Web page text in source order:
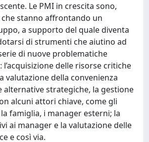
Le PMI in crescita sono,
che stanno affrontando un
a supporto del quale diventa
di strumenti che aiutino ad
di nuove problematiche
l’acquisizione delle risorse critiche
valutazione della convenienza
alternative strategiche, la gestione
alcuni attori chiave, come gli
famiglia, i manager esterni; la
ai manager e la valutazione delle
e così via.